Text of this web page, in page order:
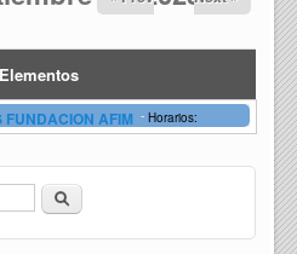
Elementos
AFIM - Horarios:
Buscar